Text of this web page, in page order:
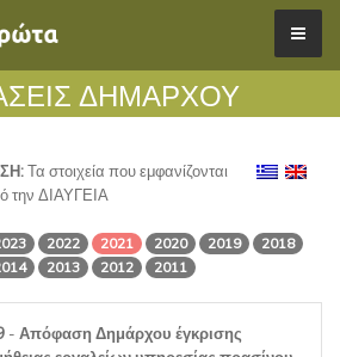
ΔΗΜΑΡΧΟΥ
Τα στοιχεία που εμφανίζονται
την ΔΙΑΥΓΕΙΑ
2022 2021 2020 2019
2018
2013 2012 2011
- Απόφαση Δημάρχου έγκρισης